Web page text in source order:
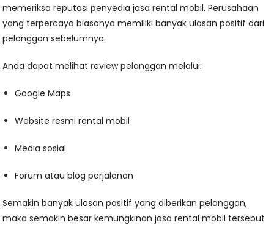
memeriksa reputasi penyedia jasa rental mobil. Perusahaan
yang terpercaya biasanya memiliki banyak ulasan positif dari
pelanggan sebelumnya.
Anda dapat melihat review pelanggan melalui:
Google Maps
Website resmi rental mobil
Media sosial
Forum atau blog perjalanan
Semakin banyak ulasan positif yang diberikan pelanggan,
maka semakin besar kemungkinan jasa rental mobil tersebut